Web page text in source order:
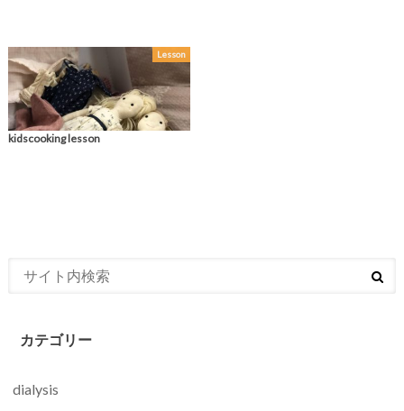
Lesson
kidscooking lesson
カテゴリー
dialysis